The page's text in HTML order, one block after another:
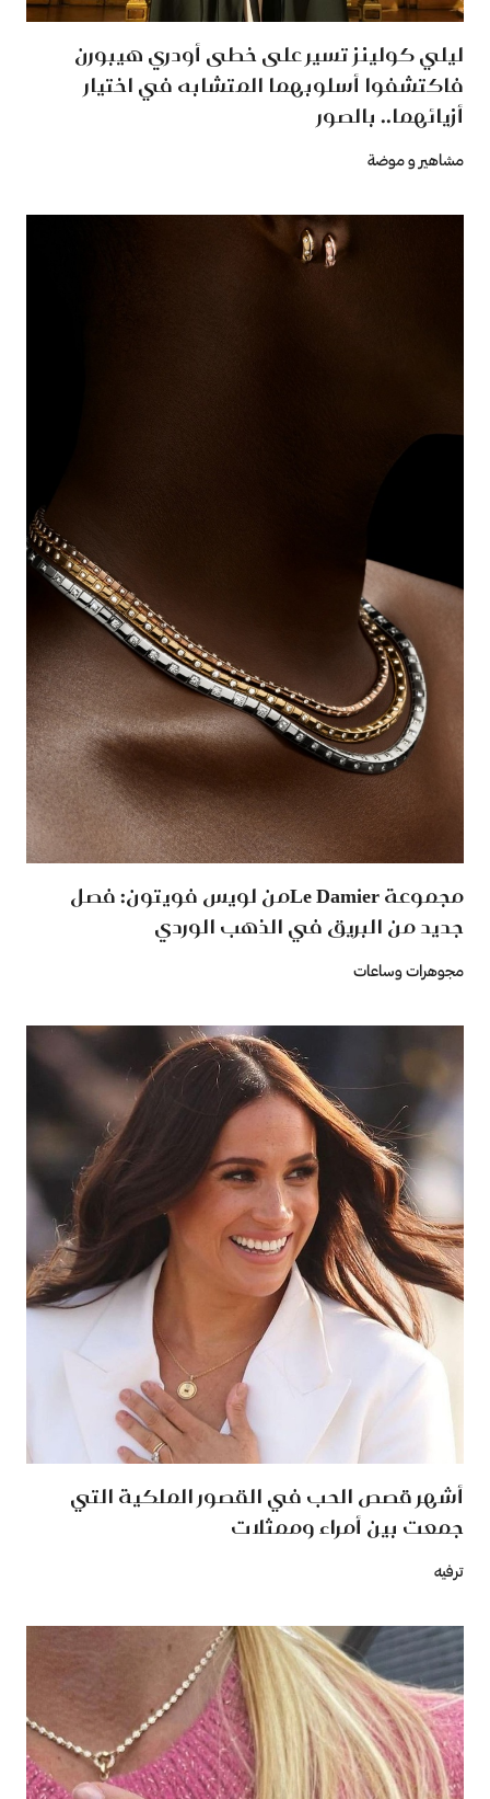
ليلي كولينز تسير على خطى أودري هيبورن
فاكتشفوا أسلوبهما المتشابه في اختيار
أزيائهما.. بالصور
مشاهير و موضة
مجموعة Le Damierمن لويس فويتون: فصل
جديد من البريق في الذهب الوردي
مجوهرات وساعات
أشهر قصص الحب في القصور الملكية التي
جمعت بين أمراء وممثلات
ترفيه